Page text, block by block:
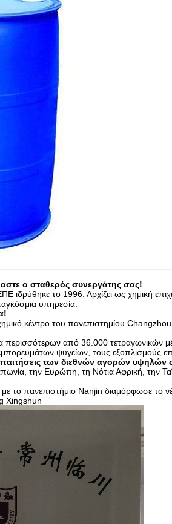
ο σταθερός συνεργάτης σας!
το 1996. Αρχίζει ως χημική
υπηρεσία.
κέντρο του πανεπιστημίου
περισσότερων από 36.000
ψυγείων, τους εξοπλισμούς
των διεθνών αγορών υψηλών
την Ευρώπη, τη Νότια Αφρική, την
το πανεπιστήμιο Nanjin διαμόρφωσε το
Xingshun